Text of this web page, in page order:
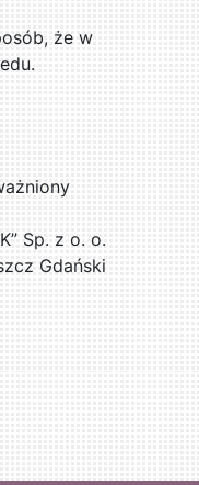
że w
Sp. z o. o.
Gdański